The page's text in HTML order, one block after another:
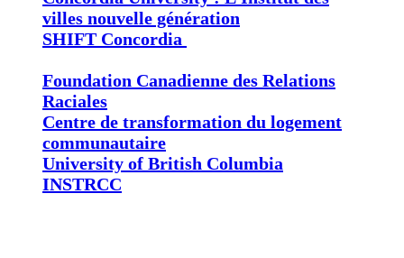
villes nouvelle génération
SHIFT Concordia
Foundation Canadienne des Relations
Raciales
Centre de transformation du logement
communautaire
University of British Columbia
INSTRCC